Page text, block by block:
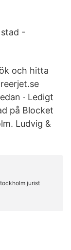
-
och hitta
· Ledigt
på Blocket
Ludvig &